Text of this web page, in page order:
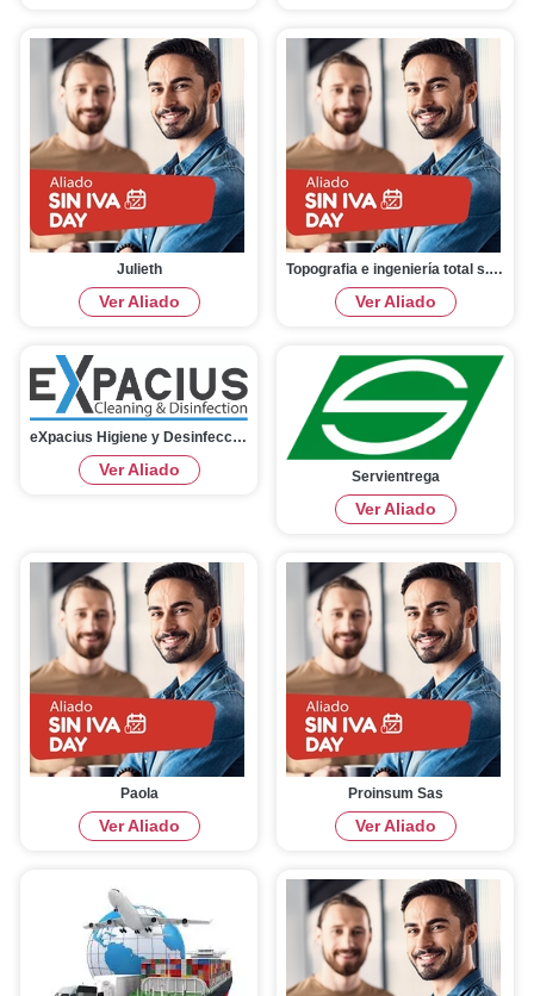
Julieth
Ver Aliado
Topografia e ingeniería total s.a.s
Ver Aliado
eXpacius Higiene y Desinfección
Ver Aliado Servientrega
Ver Aliado
Paola
Ver Aliado
Proinsum Sas
Ver Aliado